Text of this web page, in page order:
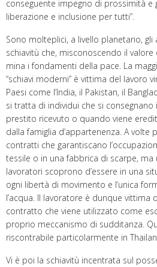
conseguente impegno di prossimità
liberazione e inclusione per tutti”.
Sono molteplici, a livello planetario,
schiavitù che, misconoscendo il
mina i fondamenti della pace. La
“schiavi moderni” è vittima del lavoro
Paesi come l’India, il Pakistan, il
si tratta di individui che si consegnano
prestito ricevuto o quando viene
dalla famiglia d’appartenenza. A volte
contratti che garantiscano
tessile o in una fabbrica di scarpe,
lavoratori scoprono d’essere in una
ogni libertà di movimento e l’unica
l’acqua. Il lavoratore è dunque vittima
contratto che viene utilizzato come
proprio meccanismo di sudditanza.
riscontrabile particolarmente in
Vi è poi la schiavitù incentrata sul